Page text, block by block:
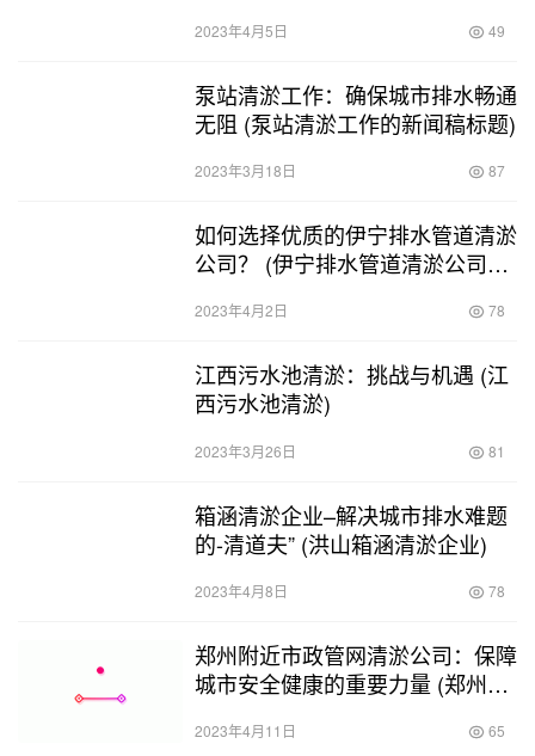
2023年4月5日 49
泵站清淤工作：确保城市排水畅通
无阻 (泵站清淤工作的新闻稿标题)
2023年3月18日 87
如何选择优质的伊宁排水管道清淤
公司？ (伊宁排水管道清淤公司地
2023年4月2日 78
江西污水池清淤：挑战与机遇 (江
西污水池清淤)
2023年3月26日 81
箱涵清淤企业–解决城市排水难题
的-清道夫” (洪山箱涵清淤企业)
2023年4月8日 78
郑州附近市政管网清淤公司：保障
城市安全健康的重要力量 (郑州附
2023年4月11日 65